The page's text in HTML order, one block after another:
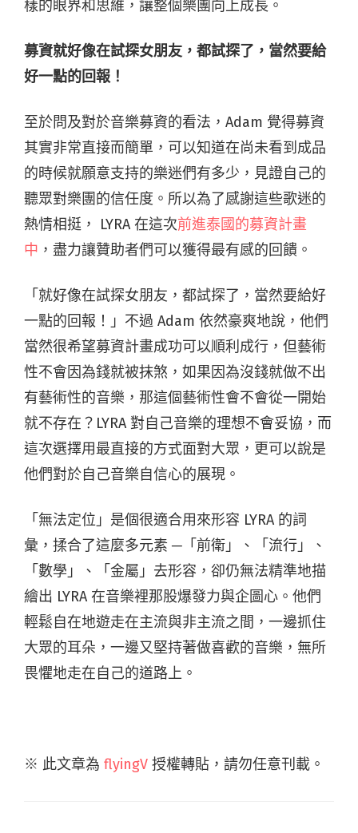
樣的眼界和思維，讓整個樂團向上成長。
募資就好像在試探女朋友，都試探了，當然要給
好一點的回報！
至於問及對於音樂募資的看法，Adam 覺得募資
其實非常直接而簡單，可以知道在尚未看到成品
的時候就願意支持的樂迷們有多少，見證自己的
聽眾對樂團的信任度。所以為了感謝這些歌迷的
熱情相挺， LYRA 在這次前進泰國的募資計畫
中 ，盡力讓贊助者們可以獲得最有感的回饋。
「就好像在試探女朋友，都試探了，當然要給好
一點的回報！」不過 Adam 依然豪爽地說，他們
當然很希望募資計畫成功可以順利成行，但藝術
性不會因為錢就被抹煞，如果因為沒錢就做不出
有藝術性的音樂，那這個藝術性會不會從一開始
就不存在？LYRA 對自己音樂的理想不會妥協，而
這次選擇用最直接的方式面對大眾，更可以說是
他們對於自己音樂自信心的展現。
「無法定位」是個很適合用來形容 LYRA 的詞
彙，揉合了這麼多元素 ─「前衛」、「流行」、
「數學」、「金屬」去形容，卻仍無法精準地描
繪出 LYRA 在音樂裡那股爆發力與企圖心。他們
輕鬆自在地遊走在主流與非主流之間，一邊抓住
大眾的耳朵，一邊又堅持著做喜歡的音樂，無所
畏懼地走在自己的道路上。
※ 此文章為 flyingV 授權轉貼，請勿任意刊載。